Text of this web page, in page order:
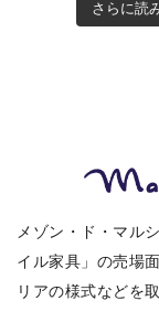
さらに読
メゾン・ド・マル
イル家具」の売場
リアの様式などを